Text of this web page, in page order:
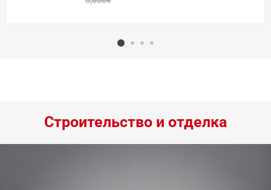
Строительство и отделка